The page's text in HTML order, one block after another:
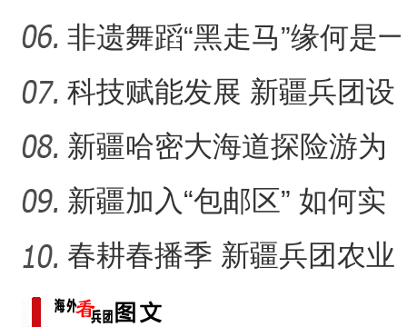
断创新求变？
非遗舞蹈“黑走马”缘何是一
种快乐的传承？
科技赋能发展 新疆兵团设
施农业显现“科技范”
新疆哈密大海道探险游为
何受青睐？
新疆加入“包邮区” 如何实
现可持续发展？
春耕春播季 新疆兵团农业
何以持续“耕”新？